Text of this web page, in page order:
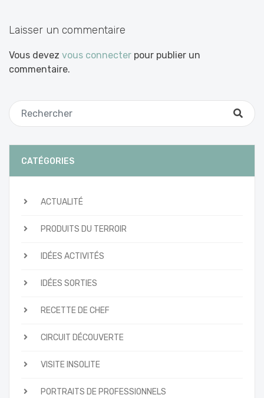
Laisser un commentaire
Vous devez vous connecter pour publier un
commentaire.
CATÉGORIES
ACTUALITÉ
PRODUITS DU TERROIR
IDÉES ACTIVITÉS
IDÉES SORTIES
RECETTE DE CHEF
CIRCUIT DÉCOUVERTE
VISITE INSOLITE
PORTRAITS DE PROFESSIONNELS